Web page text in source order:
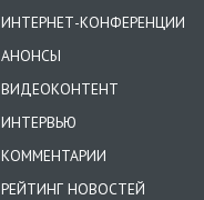
ИНТЕРНЕТ-КОНФЕРЕНЦИИ
АНОНСЫ
ВИДЕОКОНТЕНТ
ИНТЕРВЬЮ
КОММЕНТАРИИ
РЕЙТИНГ НОВОСТЕЙ